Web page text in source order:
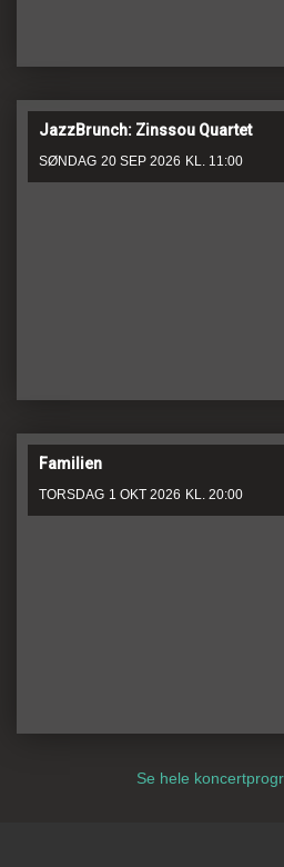
JazzBrunch: Zinssou Quartet
SØNDAG 20 SEP 2026 KL. 11:00
Familien
TORSDAG 1 OKT 2026 KL. 20:00
Se hele